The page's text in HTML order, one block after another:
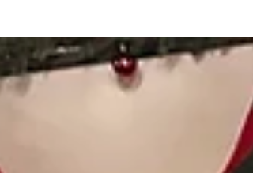
att ladda batterierna och njuta av lite
välförtjänt ledighet! Idag fick vi möjlighet
äta...